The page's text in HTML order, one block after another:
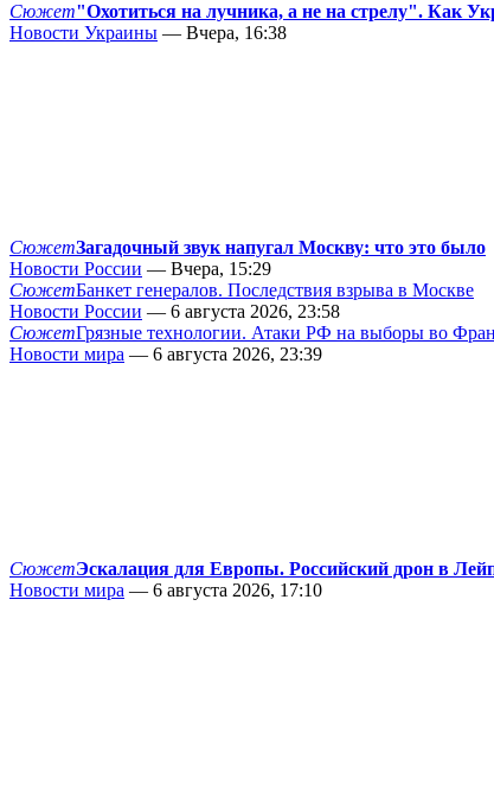
Сюжет"Охотиться на лучника, а не на стрелу". Как
Новости Украины — Вчера, 16:38
СюжетЗагадочный звук напугал Москву: что это было
Новости России — Вчера, 15:29
СюжетБанкет генералов. Последствия взрыва в Москве
Новости России — 6 августа 2026, 23:58
СюжетГрязные технологии. Атаки РФ на выборы во
Новости мира — 6 августа 2026, 23:39
СюжетЭскалация для Европы. Российский дрон в
Новости мира — 6 августа 2026, 17:10